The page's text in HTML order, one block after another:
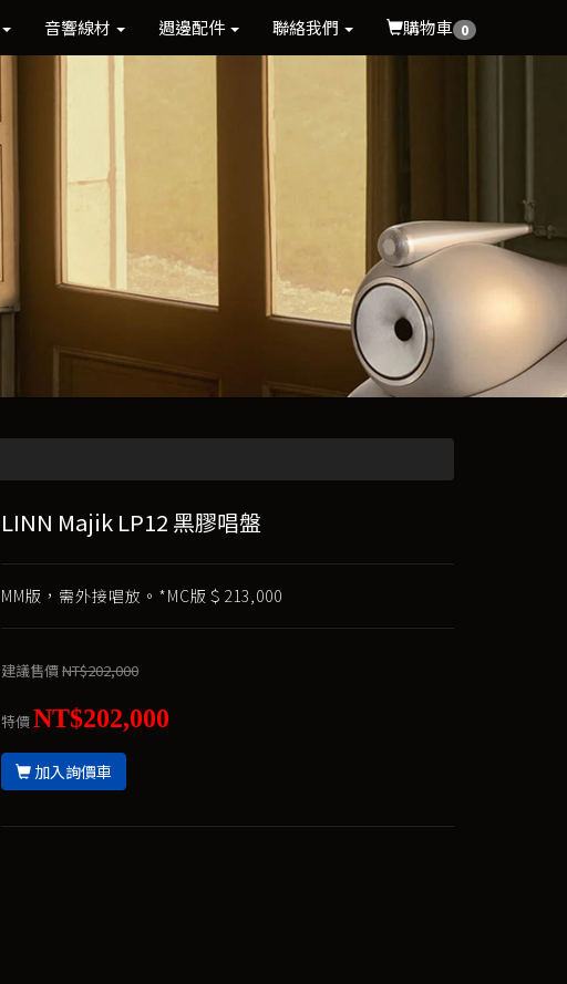
音響線材 週邊配件 聯絡我們 購物車 0
LINN Majik LP12 黑膠唱盤
MM版，需外接唱放。*MC版＄213,000
建議售價NT$202,000
特價NT$202,000
加入詢價車